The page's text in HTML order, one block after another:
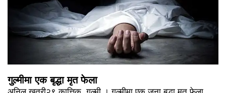
गुल्मीमा एक बृद्धा मृत फेला